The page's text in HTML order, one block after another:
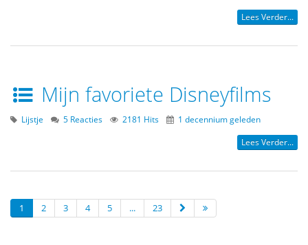
Lees Verder...
Mijn favoriete Disneyfilms
Lijstje 5 Reacties 2181 Hits 1 decennium geleden
Lees Verder...
1 2 3 4 5 ... 23